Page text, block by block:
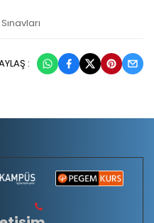
: